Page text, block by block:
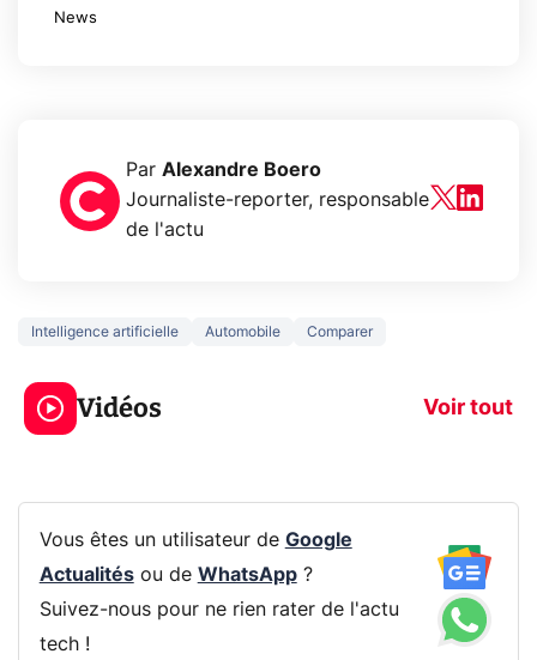
News
Par Alexandre Boero
Journaliste-reporter, responsable
de l'actu
Intelligence artificielle Automobile Comparer
Vidéos Voir tout
3 écrans en 1 pour
319€ ? Voici L'AOC
CQ32G4ZA !
prochaine
Vous êtes un utilisateur de Google
Actualitésou de WhatsApp?
Suivez-nous pour ne rien rater de l'actu
tech !